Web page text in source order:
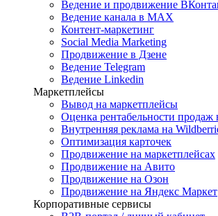
Ведение и продвижение
Ведение канала в MAX
Контент-маркетинг
Social Media Marketing
Продвижение в Дзене
Ведение Telegram
Ведение Linkedin
Маркетплейсы
Вывод на маркетплейсы
Оценка рентабельности продаж
Внутренняя реклама на
Оптимизация карточек
Продвижение на маркетплейсах
Продвижение на Авито
Продвижение на Озон
Продвижение на Яндекс Маркет
Корпоративные сервисы